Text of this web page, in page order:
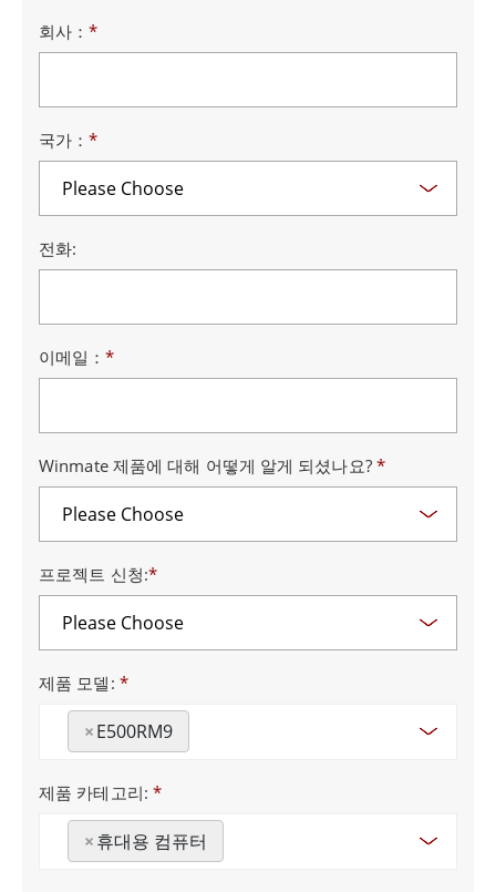
회사：*
국가：*
전화:
이메일：*
Winmate 제품에 대해 어떻게 알게 되셨나요? *
프로젝트 신청:*
제품 모델: *
×E500RM9
제품 카테고리: *
×휴대용 컴퓨터